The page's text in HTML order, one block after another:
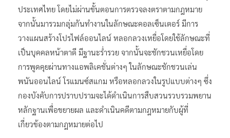
ประเทศไทย โดยไม่ผ่านขั้นตอนการตรวจลงตราตามกฎหมาย
จากนั้นมารวมกลุ่มกันทำงานในลักษณะคอลเซ็นเตอร์ มีการ
วางแผนสร้างโปรไฟล์ออนไลน์ หลอกลวงเหยื่อโดยใช้ลักษณะที่
เป็นบุคคลหน้าตาดี มีฐานะร่ำรวย จากนั้นจะชักชวนเหยื่อโดย
การพูดคุยผ่านทางแอพลิเคชั่นต่างๆ ในลักษณะชักชวนเล่น
พนันออนไลน์ โรแมนซ์สแกม หรือหลอกลวงในรูปแบบต่างๆ ซึ่ง
กองบังคับการปราบปรามจะได้ดำเนินการสืบสวนรวบรวมพยาน
หลักฐานเพื่อขยายผล และดำเนินคดีตามกฎหมายกับผู้ที่
เกี่ยวข้องตามกฎหมายต่อไป